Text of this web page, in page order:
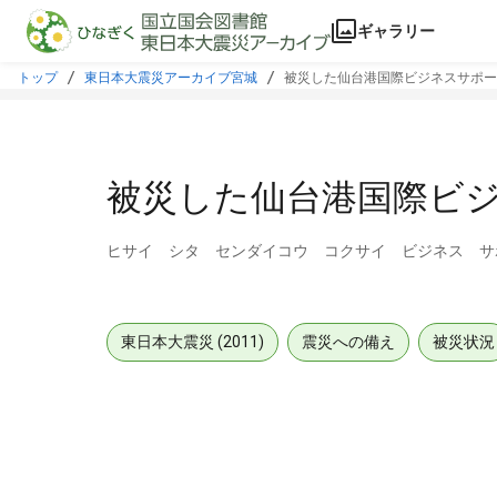
本文に飛ぶ
ギャラリー
トップ 東日本大震災アーカイブ宮城 被災した仙台港国際ビジネスサポー
被災した仙台港国際ビ
ヒサイ シタ センダイコウ コクサイ ビジネス
東日本大震災 (2011) 震災への備え 被災状況